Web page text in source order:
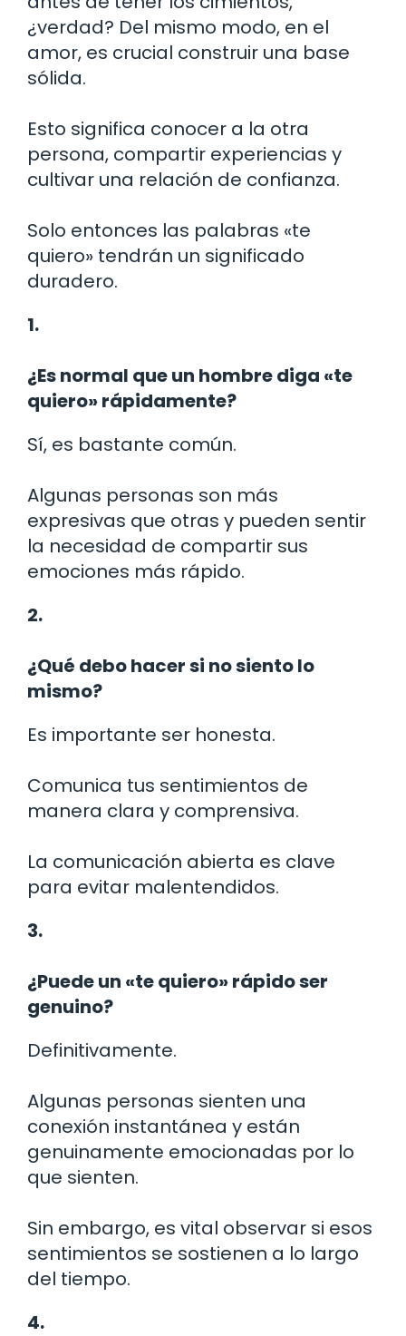
¿verdad? Del mismo modo, en el
amor, es crucial construir una base
sólida.
Esto significa conocer a la otra
persona, compartir experiencias y
cultivar una relación de confianza.
Solo entonces las palabras «te
quiero» tendrán un significado
duradero.
1.
¿Es normal que un hombre diga «te
quiero» rápidamente?
Sí, es bastante común.
Algunas personas son más
expresivas que otras y pueden sentir
la necesidad de compartir sus
emociones más rápido.
2.
¿Qué debo hacer si no siento lo
mismo?
Es importante ser honesta.
Comunica tus sentimientos de
manera clara y comprensiva.
La comunicación abierta es clave
para evitar malentendidos.
3.
¿Puede un «te quiero» rápido ser
genuino?
Definitivamente.
Algunas personas sienten una
conexión instantánea y están
genuinamente emocionadas por lo
que sienten.
Sin embargo, es vital observar si esos
sentimientos se sostienen a lo largo
del tiempo.
4.